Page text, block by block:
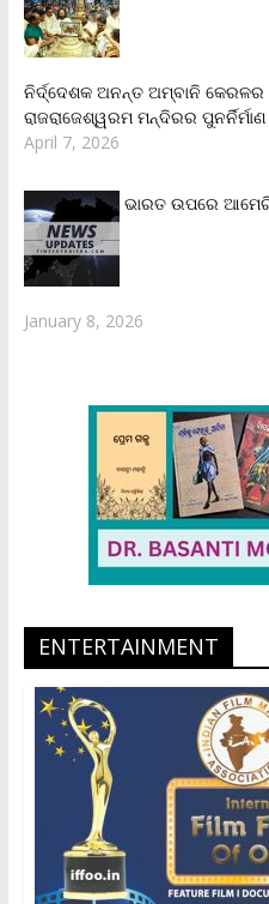
ନିର୍ଦ୍ଦେଶକ ଅନନ୍ତ ଅମ୍ବାନି
ରାଜରାଜେଶ୍ୱରମ ମନ୍ଦିରର
April 7, 2026
ଭାରତ ଉପରେ
January 8, 2026
ENTERTAINMENT